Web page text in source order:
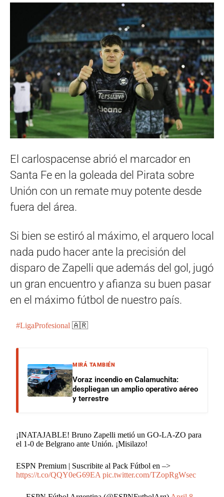
El carlospacense abrió el marcador en
Santa Fe en la goleada del Pirata sobre
Unión con un remate muy potente desde
fuera del área.
Si bien se estiró al máximo, el arquero local
nada pudo hacer ante la precisión del
disparo de Zapelli que además del gol, jugó
un gran encuentro y afianza su buen pasar
en el máximo fútbol de nuestro país.
#LigaProfesional 🇦🇷
MIRÁ TAMBIÉN
Voraz incendio en Calamuchita:
despliegan un amplio operativo aéreo
y terrestre
¡INATAJABLE! Bruno Zapelli metió un GO-LA-ZO para
el 1-0 de Belgrano ante Unión. ¡Misilazo!
ESPN Premium | Suscribite al Pack Fútbol en –>
https://t.co/QQY0eG69EA pic.twitter.com/TZopRgWsec